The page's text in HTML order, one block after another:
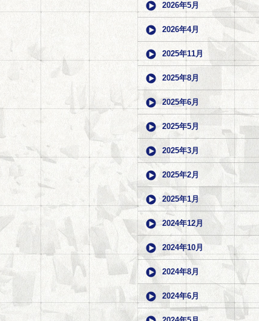
2026年5月
2026年4月
2025年11月
2025年8月
2025年6月
2025年5月
2025年3月
2025年2月
2025年1月
2024年12月
2024年10月
2024年8月
2024年6月